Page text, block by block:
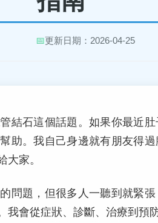
📅更新日期：2026-04-25
結石這個話題。如果你最近
助。我自己身邊就有朋友得
大家。
問題，但很多人一聽到就緊
會從症狀、診斷、治療到預